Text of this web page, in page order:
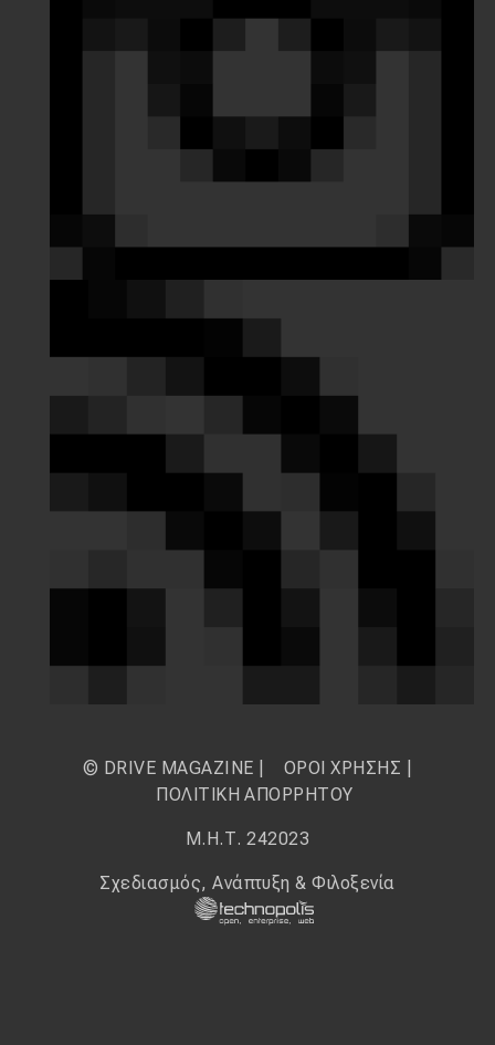
© DRIVE MAGAZINE | ΟΡΟΙ ΧΡΗΣΗΣ
ΠΟΛΙΤΙΚΗ ΑΠΟΡΡΗΤΟΥ
Μ.Η.Τ. 242023
Σχεδιασμός, Ανάπτυξη & Φιλοξενία